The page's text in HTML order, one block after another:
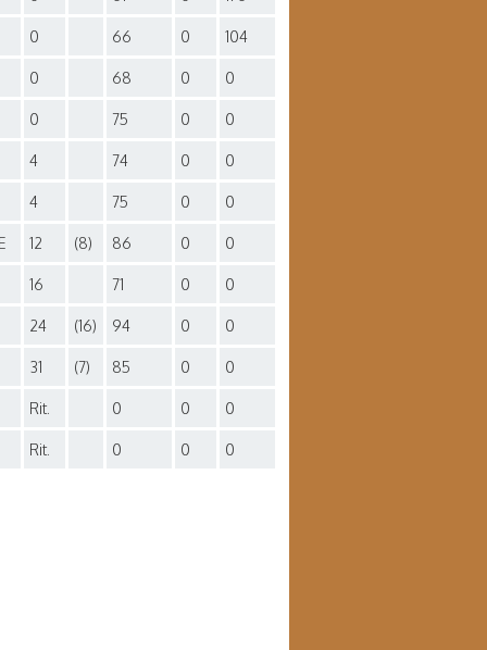
0 66 0 104
0 68 0 0
0 75 0 0
4 74 0 0
4 75 0 0
12 (8) 86 0 0
16 71 0 0
24 (16) 94 0 0
31 (7) 85 0 0
Rit. 0 0 0
Rit. 0 0 0